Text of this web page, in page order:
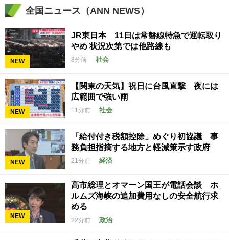
全国ニュース（ANN NEWS）
NEW
JR東日本 11日は常磐線特急で運転取り
やめ 状況次第では他路線も
8分前 社会
NEW
【関東の天気】祝日に台風直撃 夜には
広範囲で強い雨
11分前 社会
NEW
「給付付き税額控除」めぐり初協議 事
務負担指摘する地方と軽減策示す政府
21分前 経済
NEW
高市総理とオマーン国王が電話会談 ホ
ルムズ海峡の追加費用なしの安全航行求
める
22分前 政治